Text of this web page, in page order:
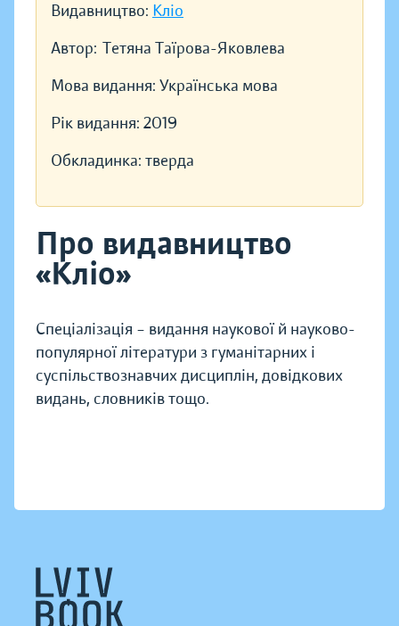
Видавництво: Кліо
Автор: Тетяна Таїрова-Яковлева
Мова видання: Українська мова
Рік видання: 2019
Обкладинка: тверда
Про видавництво
«Кліо»
Спеціалізація – видання наукової й науково-
популярної літератури з гуманітарних і
суспільствознавчих дисциплін, довідкових
видань, словників тощо.